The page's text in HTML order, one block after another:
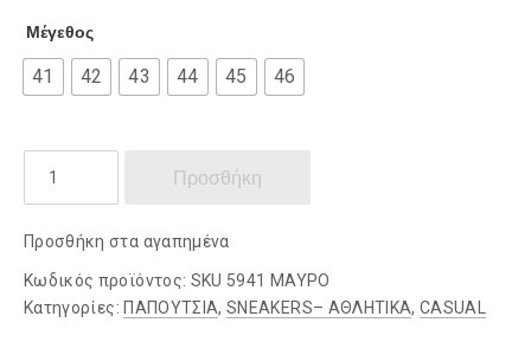
Μέγεθος
41 42 43 44 45 46
GARINI
Προσθήκη
Προσθήκη στα αγαπημένα
Κωδικός προϊόντος: SKU 5941 ΜΑΥΡΟ
Κατηγορίες: ΠΑΠΟΥΤΣΙΑ,SNEAKERS– ΑΘΛΗΤΙΚΑ,CASUAL